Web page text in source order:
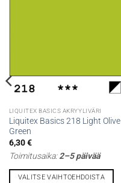
LIQUITEX BASICS AKRYYLIVÄRI
Liquitex Basics 218 Light Olive
Green
6,30€
Toimitusaika:2–5 päivää
VALITSE VAIHTOEHDOISTA